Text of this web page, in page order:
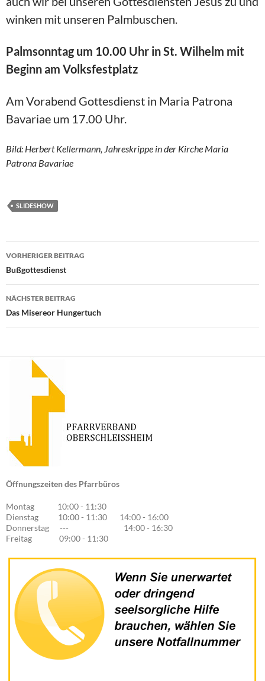
winken mit unseren Palmbuschen.
Palmsonntag um 10.00 Uhr in St. Wilhelm mit
Beginn am Volksfestplatz
Am Vorabend Gottesdienst in Maria Patrona
Bavariae um 17.00 Uhr.
Bild: Herbert Kellermann, Jahreskrippe in der Kirche Maria
Patrona Bavariae
SLIDESHOW
Beitragsnavigation
VORHERIGER BEITRAG
Bußgottesdienst
NÄCHSTER BEITRAG
Das Misereor Hungertuch
Öffnungszeiten des Pfarrbüros
Montag 10:00 - 11:30
Dienstag 10:00 - 11:30 14:00 - 16:00
Donnerstag --- 14:00 - 16:30
Freitag 09:00 - 11:30